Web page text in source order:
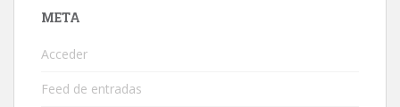
META
Acceder
Feed de entradas